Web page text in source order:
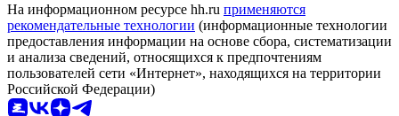
На информационном ресурсе hh.ru применяются
рекомендательные технологии (информационные технологии
предоставления информации на основе сбора, систематизации
и анализа сведений, относящихся к предпочтениям
пользователей сети «Интернет», находящихся на территории
Российской Федерации)